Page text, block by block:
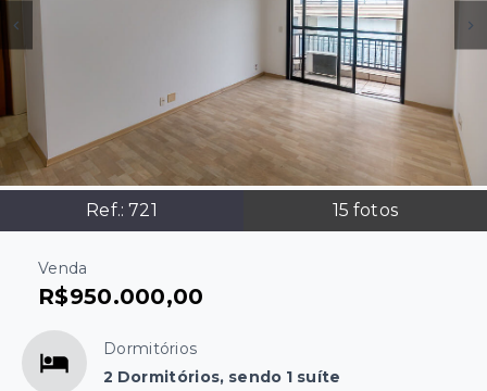
Ref.:721 15 fotos
Venda
R$950.000,00
Dormitórios
2 Dormitórios, sendo 1 suíte